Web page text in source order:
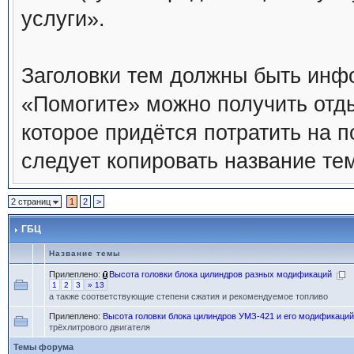
услуги».
Заголовки тем должны быть
«Помогите» можно получить
которое придётся потратить на
следует копировать название
2 страниц 1 2 >
ГБЦ
Название темы
Прилеплено: Высота головки блока цилиндров разных модификаций
1 2 3 » 13
а также соответствующие степени сжатия и рекомендуемое топливо
Прилеплено: Высота головки блока цилиндров УМЗ-421 и его модификаций
трёхлитрового двигателя
Темы форума